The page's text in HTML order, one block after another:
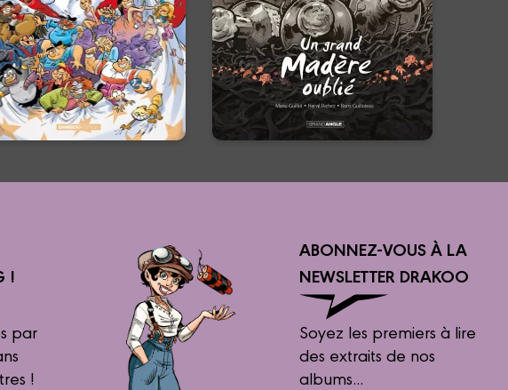
En voir +
Date de parution :
10/09/2025
L’histoire d’une bouteille de
bourgogne qui renferme un
élixir historique…
En voir +
!
par
!
ABONNEZ-VOUS À LA
NEWSLETTER DRAKOO
Soyez les premiers à lire
des extraits de nos
albums...